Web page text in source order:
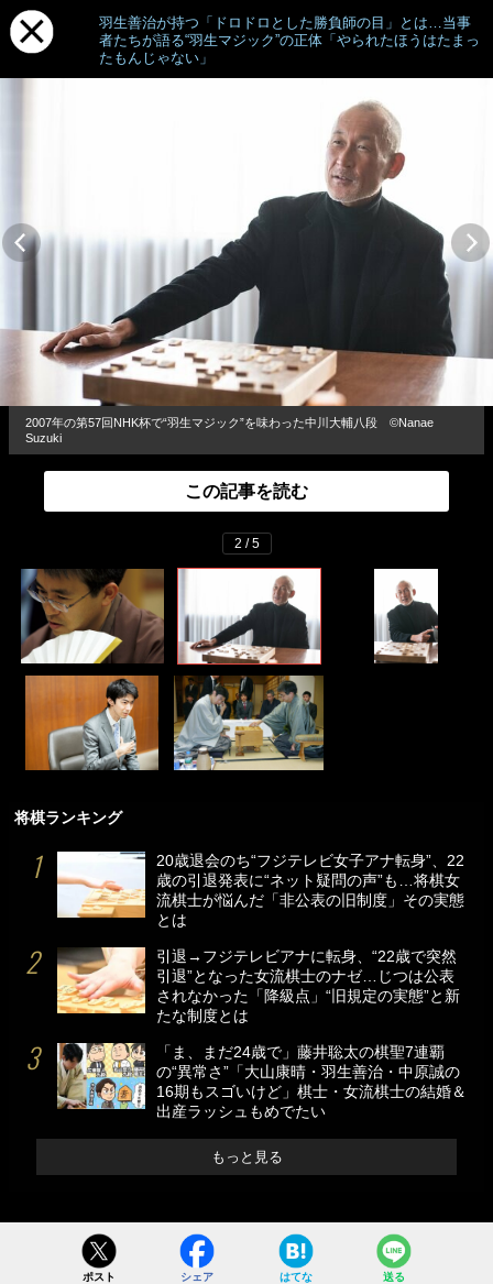
羽生善治が持つ「ドロドロとした勝負師の目」とは…当事
者たちが語る“羽生マジック”の正体「やられたほうはたまっ
たもんじゃない」
2007年の第57回NHK杯で“羽生マジック”を味わった中川大輔八段 ©Nanae
Suzuki
この記事を読む
2 / 5
将棋ランキング
20歳退会のち“フジテレビ女子アナ転身”、22
歳の引退発表に“ネット疑問の声”も…将棋女
流棋士が悩んだ「非公表の旧制度」その実態
とは
引退→フジテレビアナに転身、“22歳で突然
引退”となった女流棋士のナゼ…じつは公表
されなかった「降級点」“旧規定の実態”と新
たな制度とは
「ま、まだ24歳で」藤井聡太の棋聖7連覇
の“異常さ”「大山康晴・羽生善治・中原誠の
16期もスゴいけど」棋士・女流棋士の結婚＆
出産ラッシュもめでたい
もっと見る
ポスト シェア はてな 送る